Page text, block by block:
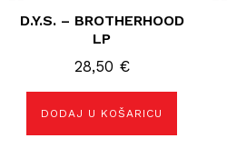
D.Y.S. – BROTHERHOOD
LP
28,50 €
DODAJ U KOŠARICU